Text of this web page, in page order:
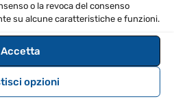
o la revoca del consenso
su alcune caratteristiche e funzioni.
Accetta
opzioni
in stile MPC, sensibili alla
retroilluminati